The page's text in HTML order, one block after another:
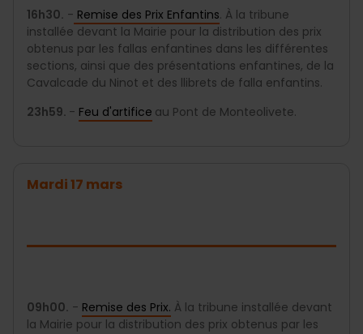
16h30. - Remise des Prix Enfantins. À la tribune
installée devant la Mairie pour la distribution des prix
obtenus par les fallas enfantines dans les différentes
sections, ainsi que des présentations enfantines, de la
Cavalcade du Ninot et des llibrets de falla enfantins.
23h59. - Feu d'artifice au Pont de Monteolivete.
Mardi 17 mars
09h00. - Remise des Prix. À la tribune installée devant
la Mairie pour la distribution des prix obtenus par les